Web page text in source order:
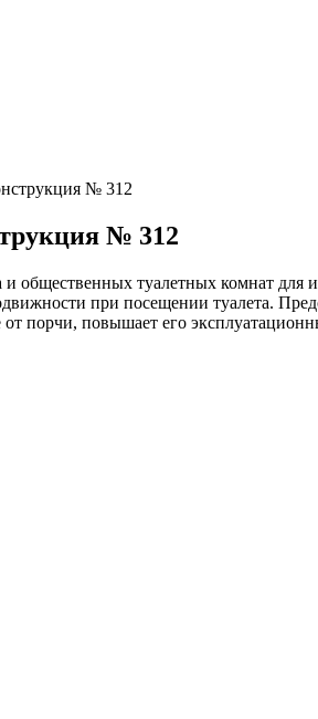
№ 312
№ 312
туалетных комнат для
при посещении туалета.
порчи, повышает его